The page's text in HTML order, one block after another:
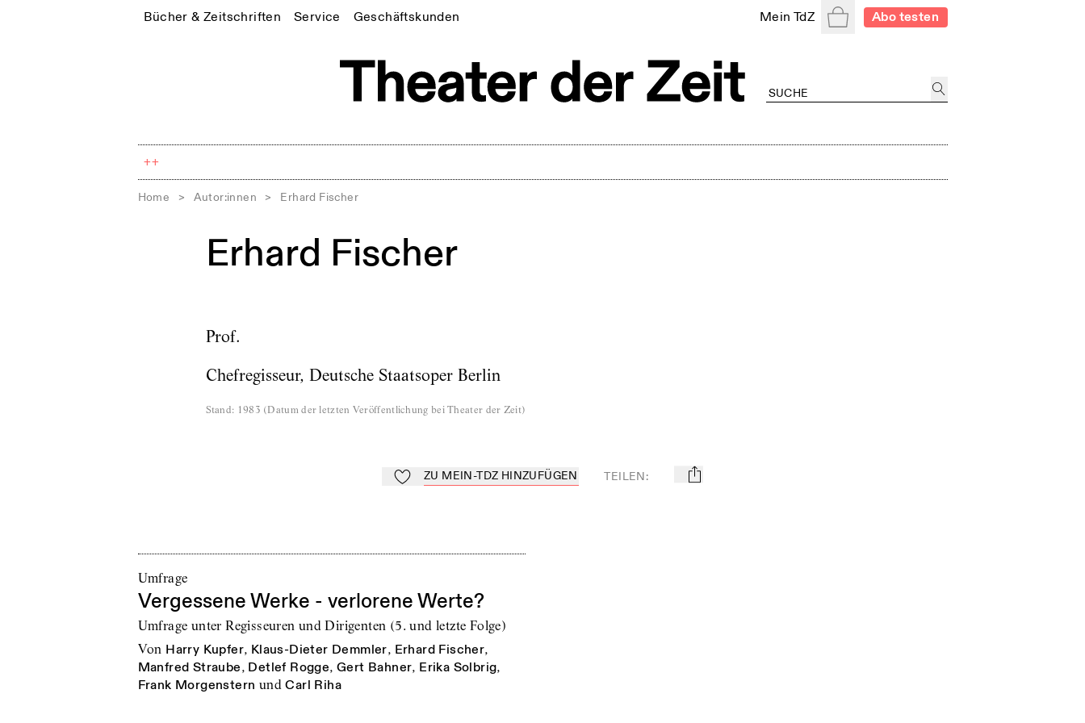
Bücher & Zeitschriften Service Geschäftskunden Mein TdZ WarenkorbAbo testen
++
Home > Autor:innen > Erhard Fischer
Erhard Fischer
Prof.
Chefregisseur, Deutsche Staatsoper Berlin
Stand: 1983 (Datum der letzten Veröffentlichung bei Theater der Zeit)
Zu Mein-TdZ hinzufügen
ZU MEIN-TDZ HINZUFÜGEN TEILEN: mail
Umfrage
Vergessene Werke - verlorene Werte?
Umfrage unter Regisseuren und Dirigenten (5. und letzte Folge)
von Harry Kupfer, Klaus-Dieter Demmler, Erhard Fischer,
Manfred Straube, Detlef Rogge, Gert Bahner, Erika Solbrig,
Frank Morgenstern und Carl Riha